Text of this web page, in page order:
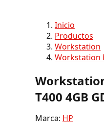
Inicio
Productos
Workstation
Workstation
T400 4GB
Marca: HP